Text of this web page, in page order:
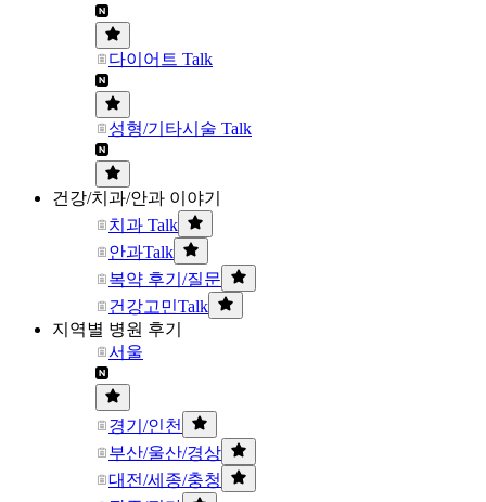
다이어트 Talk
성형/기타시술 Talk
건강/치과/안과 이야기
치과 Talk
안과Talk
복약 후기/질문
건강고민Talk
지역별 병원 후기
서울
경기/인천
부산/울산/경상
대전/세종/충청